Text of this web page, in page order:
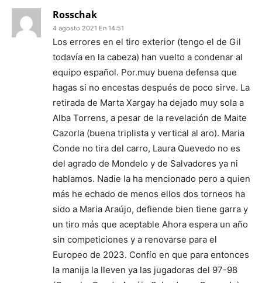
Rosschak
4 agosto 2021 En 14:51
Los errores en el tiro exterior (tengo el de Gil
todavía en la cabeza) han vuelto a condenar al
equipo español. Por.muy buena defensa que
hagas si no encestas después de poco sirve. La
retirada de Marta Xargay ha dejado muy sola a
Alba Torrens, a pesar de la revelación de Maite
Cazorla (buena triplista y vertical al aro). Maria
Conde no tira del carro, Laura Quevedo no es
del agrado de Mondelo y de Salvadores ya ni
hablamos. Nadie la ha mencionado pero a quien
más he echado de menos ellos dos torneos ha
sido a Maria Araújo, defiende bien tiene garra y
un tiro más que aceptable Ahora espera un año
sin competiciones y a renovarse para el
Europeo de 2023. Confío en que para entonces
la manija la lleven ya las jugadoras del 97-98